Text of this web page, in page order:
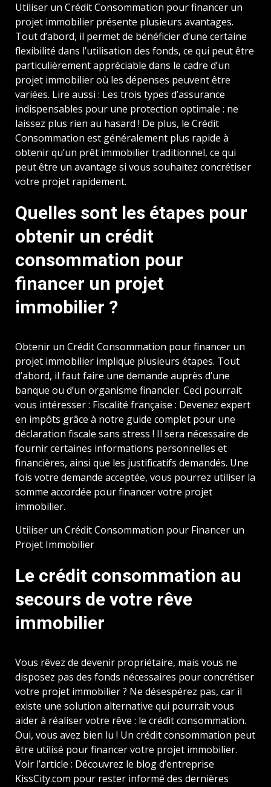
Utiliser un Crédit Consommation pour financer un
projet immobilier présente plusieurs avantages.
Tout d’abord, il permet de bénéficier d’une certaine
flexibilité dans l’utilisation des fonds, ce qui peut être
particulièrement appréciable dans le cadre d’un
projet immobilier où les dépenses peuvent être
variées. Lire aussi : Les trois types d’assurance
indispensables pour une protection optimale : ne
laissez plus rien au hasard ! De plus, le Crédit
Consommation est généralement plus rapide à
obtenir qu’un prêt immobilier traditionnel, ce qui
peut être un avantage si vous souhaitez concrétiser
votre projet rapidement.
Quelles sont les étapes pour
obtenir un crédit
consommation pour
financer un projet
immobilier ?
Obtenir un Crédit Consommation pour financer un
projet immobilier implique plusieurs étapes. Tout
d’abord, il faut faire une demande auprès d’une
banque ou d’un organisme financier. Ceci pourrait
vous intéresser : Fiscalité française : Devenez expert
en impôts grâce à notre guide complet pour une
déclaration fiscale sans stress ! Il sera nécessaire de
fournir certaines informations personnelles et
financières, ainsi que les justificatifs demandés. Une
fois votre demande acceptée, vous pourrez utiliser la
somme accordée pour financer votre projet
immobilier.
Utiliser un Crédit Consommation pour Financer un
Projet Immobilier
Le crédit consommation au
secours de votre rêve
immobilier
Vous rêvez de devenir propriétaire, mais vous ne
disposez pas des fonds nécessaires pour concrétiser
votre projet immobilier ? Ne désespérez pas, car il
existe une solution alternative qui pourrait vous
aider à réaliser votre rêve : le crédit consommation.
Oui, vous avez bien lu ! Un crédit consommation peut
être utilisé pour financer votre projet immobilier.
Voir l’article : Découvrez le blog d’entreprise
KissCity.com pour rester informé des dernières